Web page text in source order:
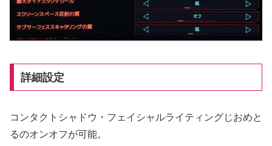
詳細設定
コンタクトシャドウ・フェイシャルライティングじおめと
るのオンオフが可能。